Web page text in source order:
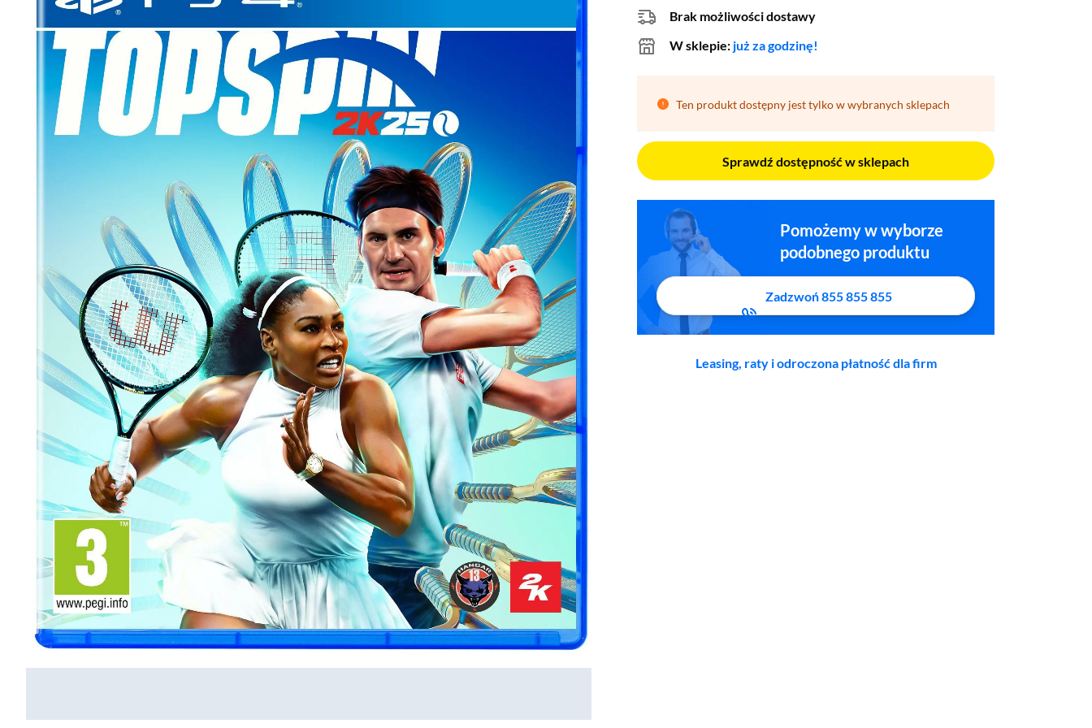
Brak możliwości dostawy
W sklepie: już za godzinę!
Ten produkt dostępny jest tylko w wybranych sklepach
Sprawdź dostępność w sklepach
Pomożemy w wyborze
podobnego produktu
Zadzwoń 855 855 855
Leasing, raty i odroczona płatność dla firm